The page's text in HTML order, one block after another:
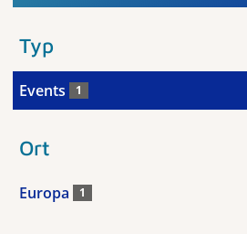
Typ
Events 1
Ort
Europa 1